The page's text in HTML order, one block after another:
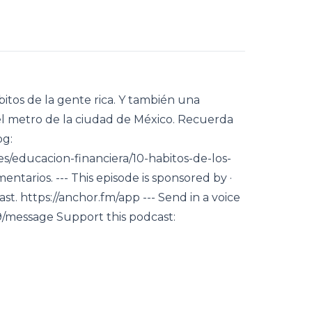
de la gente rica. Y también una
de la ciudad de México. Recuerda
educacion-financiera/10-habitos-de-los-
--- This episode is sponsored by ·
https://anchor.fm/app --- Send in a voice
Support this podcast: